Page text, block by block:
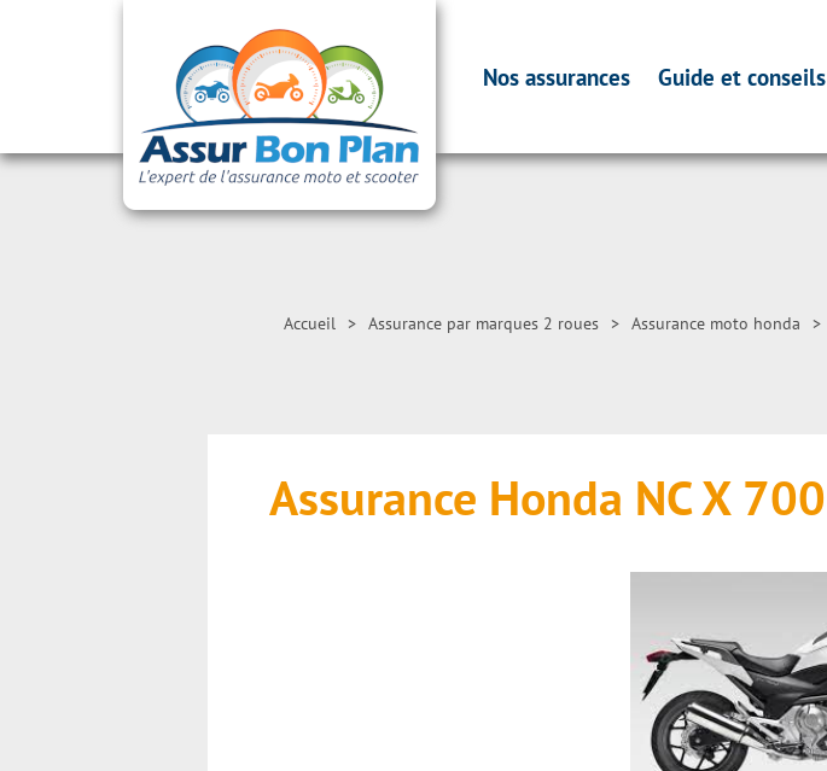
Nos assurances Guide et conseils
Accueil > Assurance par marques 2 roues > Assurance moto honda >
Assurance Honda NC X 700